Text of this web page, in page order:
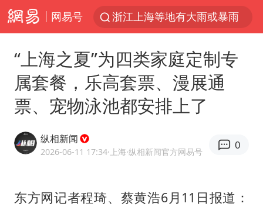
网易号
浙江上海等地有大雨或暴雨
微信又有新功能，你可以“撤回”你的撤回了！
“新疆的交警怎么个个像我妈”
情侣平潭拍日出坠崖1死1伤
西湖突现狂风暴雨 游客瞬间被浇透
白海豚将正面袭击贯穿浙江
“上海之夏”为四类家庭定制专
属套餐，乐高套票、漫展通
票、宠物泳池都安排上了
纵相新闻
2026-06-11 17:34·上海·纵相新闻官方网易号
0
东方网记者程琦、蔡黄浩6月11日报道：